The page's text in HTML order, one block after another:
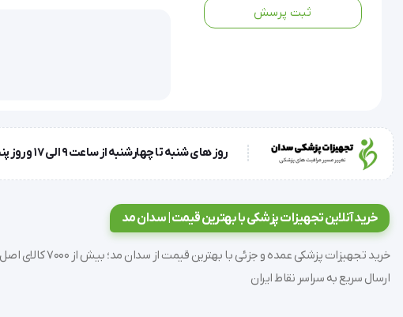
دارای اتصال دهانی و ماسک بزرگسال و کودک در بسته
تکنولوژی کمپرسوری پیستونی
مناسب برای درمان تنفسی با اندازه ذرات ریز سازگار
ثبت پرسش
روز های شنبه تا چهارشنبه از ساعت 9 الی 17 و روز پنجشنبه ساعت 9 الی 13
خرید آنلاین تجهیزات پزشکی با بهترین قیمت | سدان مد
خرید تجهیزات پزشکی
ارسال سریع به سراسر نقاط ایران